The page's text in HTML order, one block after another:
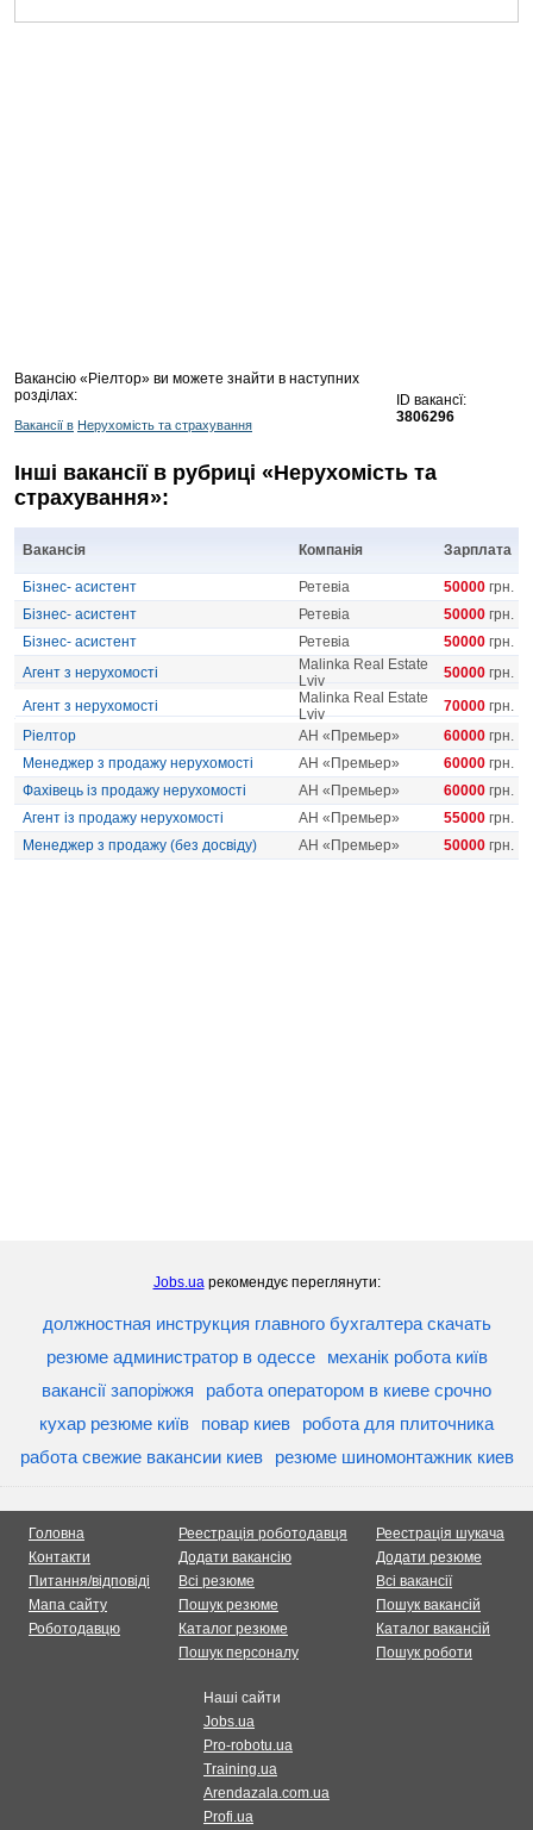
Вакансію «Ріелтор» ви можете знайти в наступних
розділах:
Вакансії в Нерухомість та страхування
ID вакансї:
3806296
Інші вакансії в рубриці «Нерухомість та
страхування»:
Вакансія Компанія Зарплата
Бізнес- асистент Ретевіа 50000 грн.
Бізнес- асистент
Ретевіа 50000 грн.
Бізнес- асистент
Ретевіа 50000 грн.
Агент з нерухомості
Malinka Real Estate
Lviv
50000 грн.
Агент з нерухомості
Malinka Real Estate
Lviv
70000 грн.
Ріелтор
АН «Премьер» 60000 грн.
Менеджер з продажу нерухомості
АН «Премьер» 60000 грн.
Фахівець із продажу нерухомості
АН «Премьер» 60000 грн.
Агент із продажу нерухомості
АН «Премьер» 55000 грн.
Менеджер з продажу (без досвіду)
АН «Премьер» 50000 грн.
Jobs.uaрекомендує переглянути:
должностная инструкция главного бухгалтера скачать
резюме администратор в одессе
механік робота київ
вакансії запоріжжя
работа оператором в киеве срочно
кухар резюме київ
повар киев
робота для плиточника
работа свежие вакансии киев
резюме шиномонтажник киев
Головна
Контакти
Питання/відповіді
Мапа сайту
Роботодавцю
Реестрація роботодавця
Додати вакансію
Всі резюме
Пошук резюме
Каталог резюме
Пошук персоналу
Реестрація шукача
Додати резюме
Всі вакансії
Пошук вакансій
Каталог вакансій
Пошук роботи
Наші сайти
Jobs.ua
Pro-robotu.ua
Training.ua
Arendazala.com.ua
Profi.ua